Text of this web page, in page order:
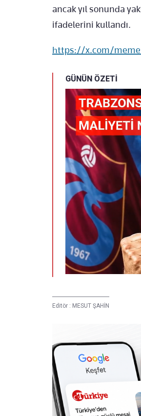
ancak yıl sonunda
ifadelerini kullandı.
https://x.com/
GÜNÜN ÖZETİ
Editör : MESUT ŞAHİN